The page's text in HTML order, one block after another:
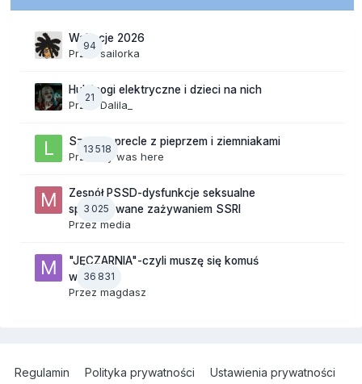
94
Wakacje 2026
Przez sailorka
21
Hulajnogi elektryczne i dzieci na nich
Przez Dalila_
13 518
Szalone precle z pieprzem i ziemniakami
Przez lily was here
3 025
Zespół PSSD-dysfunkcje seksualne
spowodowane zażywaniem SSRI
Przez media
36 831
"JĘCZARNIA"-czyli muszę się komuś
wyżalić!
Przez magdasz
Regulamin Polityka prywatności
Ustawienia prywatności